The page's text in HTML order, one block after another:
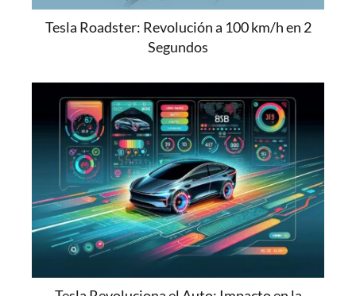
Tesla Roadster: Revolución a 100 km/h en 2
Segundos